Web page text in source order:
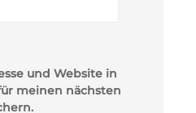
und Website in
meinen nächsten